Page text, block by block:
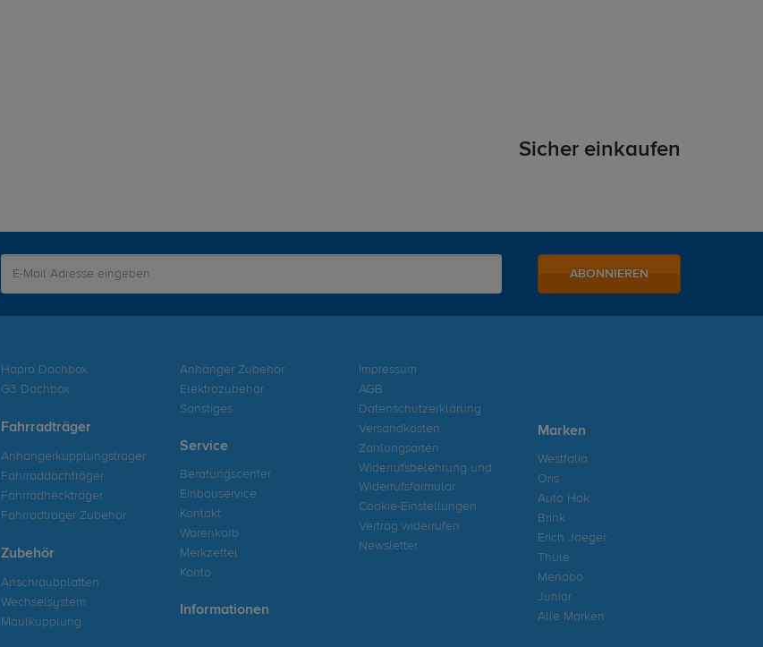
Sicher einkaufen
ABONNIEREN
Hapro Dachbox
G3 Dachbox
Fahrradträger
Anhängerkupplungsträger
Fahrraddachträger
Fahrradheckträger
Fahrradträger Zubehör
Zubehör
Anschraubplatten
Wechselsystem
Maulkupplung
Anhänger Zubehör
Elektrozubehör
Sonstiges
Service
Beratungscenter
Einbauservice
Kontakt
Warenkorb
Merkzettel
Konto
Informationen
Impressum
AGB
Datenschutzerklärung
Versandkosten
Zahlungsarten
Widerrufsbelehrung und
Widerrufsformular
Cookie-Einstellungen
Vertrag widerrufen
Newsletter
Marken
Westfalia
Oris
Auto Hak
Brink
Erich Jaeger
Thule
Menabo
Junior
Alle Marken